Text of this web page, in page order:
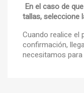
En el caso de
tallas, seleccione
Cuando realice el
confirmación,
necesitamos